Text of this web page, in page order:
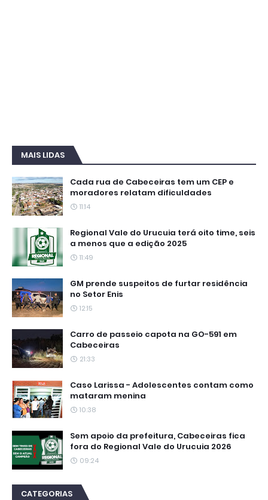
MAIS LIDAS
Cada rua de Cabeceiras tem um CEP e
moradores relatam dificuldades
11:14
Regional Vale do Urucuia terá oito time, seis
a menos que a edição 2025
11:49
GM prende suspeitos de furtar residência
no Setor Enis
12:15
Carro de passeio capota na GO-591 em
Cabeceiras
21:33
Caso Larissa - Adolescentes contam como
mataram menina
10:38
Sem apoio da prefeitura, Cabeceiras fica
fora do Regional Vale do Urucuia 2026
09:24
CATEGORIAS